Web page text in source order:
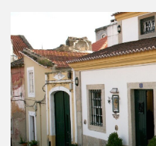
Casa-Museu Mário